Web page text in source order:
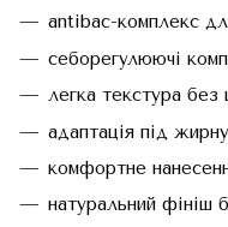
antibac-комплекс
себорегулюючі
легка текстура без
адаптація під
комфортне
натуральний фініш